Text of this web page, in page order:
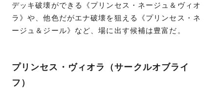
デッキ破壊ができる《プリンセス・ネージュ＆ヴィオ
ラ》や、他色だがエナ破壊を狙える《プリンセス・ネ
ージュ＆ジール》など、場に出す候補は豊富だ。
プリンセス・ヴィオラ（サークルオブライ
フ）